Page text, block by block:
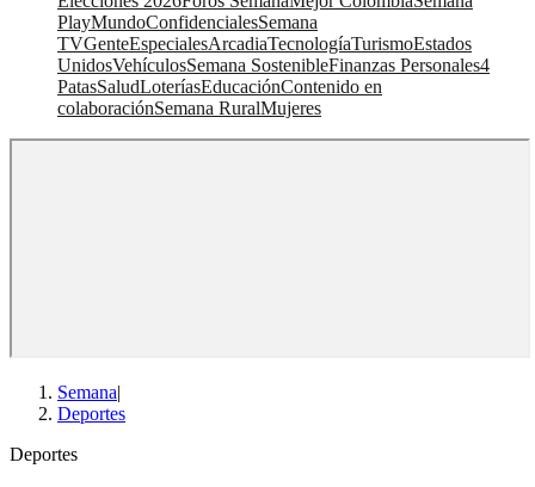
PlayMundoConfidencialesSemana
TVGenteEspecialesArcadiaTecnologíaTurismoEstados
UnidosVehículosSemana SostenibleFinanzas Personales4
PatasSaludLoteríasEducaciónContenido en
colaboraciónSemana RuralMujeres
Semana|
Deportes
Deportes